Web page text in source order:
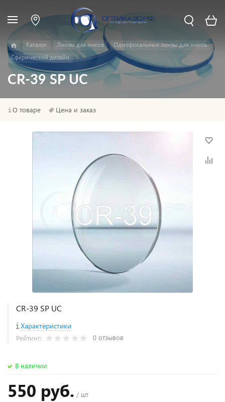
Каталог Линзы для очков
Однофокальные линзы для очков
Сферический дизайн
CR-39 SP UC
О товаре Цена и заказ
CR-39 SP UC
Характеристики
Рейтинг: 0 отзывов
В наличии
550 руб. / шт